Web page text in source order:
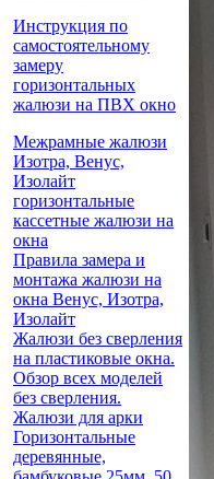
Инструкция по
самостоятельному
замеру
горизонтальных
жалюзи на ПВХ окно
Межрамные жалюзи
Изотра, Венус,
Изолайт
горизонтальные
кассетные жалюзи на
окна
Правила замера и
монтажа жалюзи на
окна Венус, Изотра,
Изолайт
Жалюзи без сверления
на пластиковые окна.
Обзор всех моделей
без сверления.
Жалюзи для арки
Горизонтальные
деревянные,